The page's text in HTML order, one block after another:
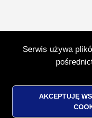
Serwis używa
AKCEPTUJĘ
WYCOFAJ
© 2025 Toruńska